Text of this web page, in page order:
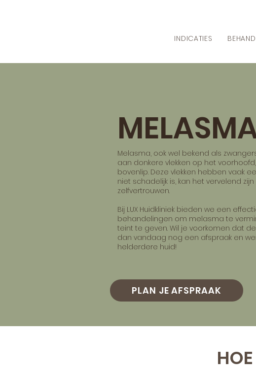
INDICATIES
Melasma, ook wel bekend als
aan donkere vlekken op het
bovenlip. Deze vlekken hebben vaak
niet schadelijk is, kan het vervelend
zelfvertrouwen.
Bij LUX Huidkliniek bieden we een
behandelingen om melasma te
teint te geven. Wil je voorkomen dat
dan vandaag nog een afspraak en
helderdere huid!
PLAN JE AFSPRAAK